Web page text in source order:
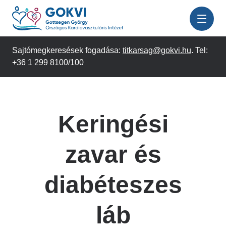
Ugrás
tartalomra
Sajtómegkeresések fogadása: titkarsag@gokvi.hu. Tel:
+36 1 299 8100/100
Keringési
zavar és
diabéteszes
láb